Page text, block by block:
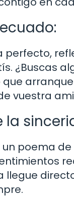
perfecto,
¿Buscas
vuestra
la
poema